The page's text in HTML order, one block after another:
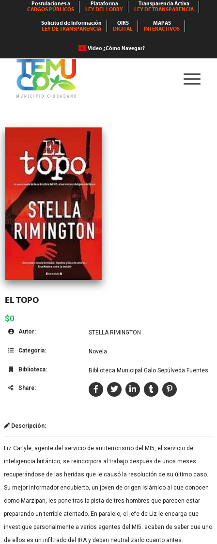
Postulaciones a
CARGOS PÚBLICOS
Plataforma
LEY DEL LOBBY
Transparencia Activa
LEY DE TRANSPARENCIA
Solicitud de Información
LEY DE TRANSPARENCIA
OIRS
DIGITAL
MAPAS
INTERACTIVOS
Video ¿Cómo Navegar?
EL TOPO
$0
Autor: STELLA RIMINGTON
Categoría: Novela
Biblioteca: Biblioteca Municipal Galo Sepúlveda Fuentes
Share:
Descripción:
Liz Carlyle, agente del servicio de antiterrorismo del MI5, el servicio de
inteligencia británico, se reincorpora al trabajo después de unos meses
recuperándose de las heridas que le causó la resolución de su último caso.
Su mejor informador encubierto, un joven de origen islámico al que conocen
como Marzipan, les pone tras la pista de tres hombres que parecen estar
preparando un terrible atentado. En paralelo, el jefe de Liz le encarga que
investigue personalmente a varios agentes del MI5: acaban de saber que uno
de ellos es un infiltrado del IRA y deben neutralizarlo cuanto antes.